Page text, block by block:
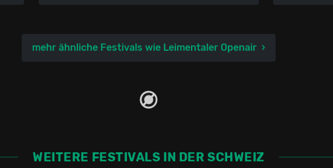
mehr ähnliche Festivals wie Leimentaler Openair
WEITERE FESTIVALS IN DER SCHWEIZ